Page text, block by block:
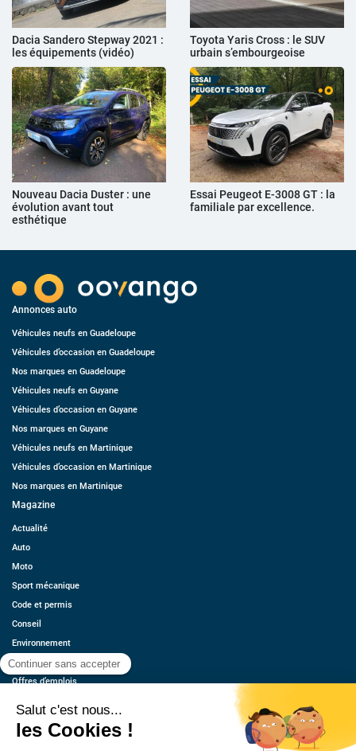
Dacia Sandero Stepway 2021 :
les équipements (vidéo)
Toyota Yaris Cross : le SUV
urbain s’embourgeoise
Nouveau Dacia Duster : une
évolution avant tout
esthétique
Essai Peugeot E-3008 GT : la
familiale par excellence.
Annonces auto
Véhicules neufs en Guadeloupe
Véhicules d’occasion en Guadeloupe
Nos marques en Guadeloupe
Véhicules neufs en Guyane
Véhicules d’occasion en Guyane
Nos marques en Guyane
Véhicules neufs en Martinique
Véhicules d’occasion en Martinique
Nos marques en Martinique
Magazine
Actualité
Auto
Moto
Sport mécanique
Code et permis
Conseil
Environnement
Économie
Offres d’emplois
Contact